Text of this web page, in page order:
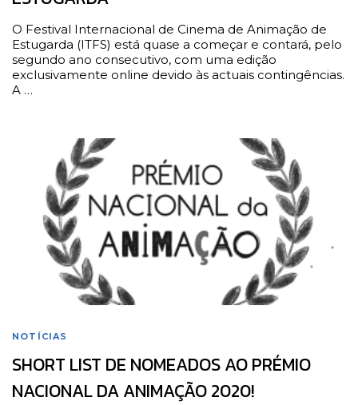
O Festival Internacional de Cinema de Animação de
Estugarda (ITFS) está quase a começar e contará, pelo
segundo ano consecutivo, com uma edição
exclusivamente online devido às actuais contingências.
A …
NOTÍCIAS
SHORT LIST DE NOMEADOS AO PRÉMIO
NACIONAL DA ANIMAÇÃO 2020!